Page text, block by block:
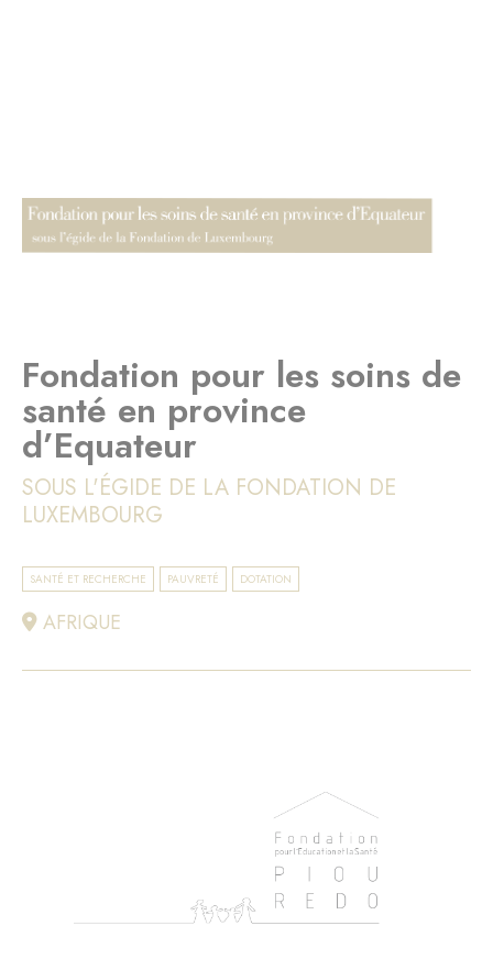
Fondation pour les soins de
santé en province
d’Equateur
SOUS L'ÉGIDE DE LA FONDATION DE
LUXEMBOURG
SANTÉ ET RECHERCHE PAUVRETÉ DOTATION
AFRIQUE